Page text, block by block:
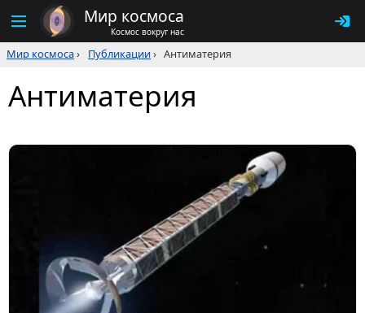
Мир космоса
Космос вокруг нас
Мир космоса› Публикации› Антиматерия
Антиматерия